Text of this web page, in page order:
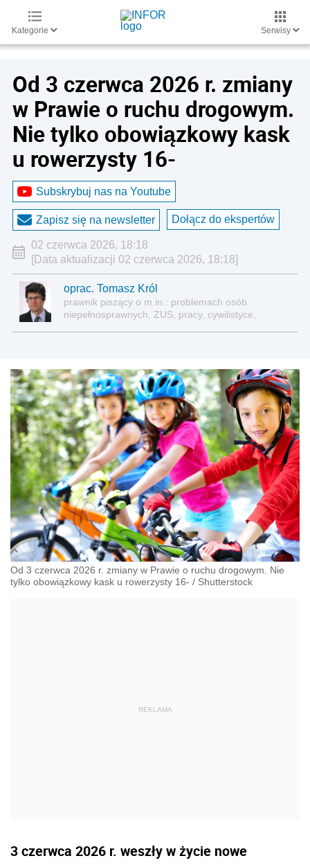
Kategorie Serwisy
Od 3 czerwca 2026 r. zmiany
w Prawie o ruchu drogowym.
Nie tylko obowiązkowy kask
u rowerzysty 16-
Subskrybuj nas na Youtube
Zapisz się na newsletter Dołącz do ekspertów
02 czerwca 2026, 18:18
[Data aktualizacji 02 czerwca 2026, 18:18]
oprac. Tomasz Król
prawnik piszący o m.in.: problemach osób
niepełnosprawnych, ZUS, pracy, cywilistyce,
Od 3 czerwca 2026 r. zmiany w Prawie o ruchu drogowym. Nie
tylko obowiązkowy kask u rowerzysty 16- / Shutterstock
3 czerwca 2026 r. weszły w życie nowe